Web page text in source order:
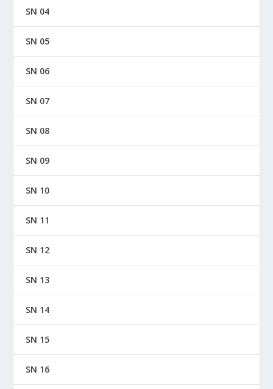
SN 04
SN 05
SN 06
SN 07
SN 08
SN 09
SN 10
SN 11
SN 12
SN 13
SN 14
SN 15
SN 16